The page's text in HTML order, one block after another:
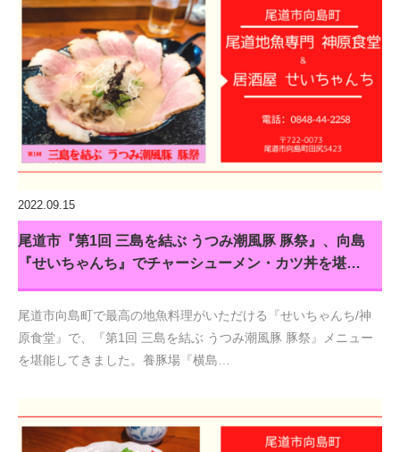
2022.09.15
尾道市『第1回 三島を結ぶ うつみ潮風豚 豚祭』、向島
『せいちゃんち』でチャーシューメン・カツ丼を堪…
尾道市向島町で最高の地魚料理がいただける『せいちゃんち/神
原食堂』で、『第1回 三島を結ぶ うつみ潮風豚 豚祭』メニュー
を堪能してきました。養豚場『横島…